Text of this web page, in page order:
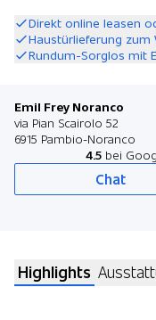
Direkt online leasen
Haustürlieferung zum
Rundum-Sorglos mit
Emil Frey Noranco
via Pian Scairolo 52
6915 Pambio-Noranco
4.5 bei
Chat
Highlights